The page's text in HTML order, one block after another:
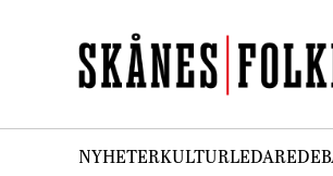
NYHETERKULTURLEDARE